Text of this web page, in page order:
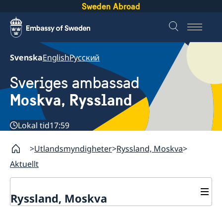
Sweden Abroad
SvenskaEnglishРусский
Sveriges ambassad
Moskva, Ryssland
Lokal tid17:59
Utlandsmyndigheter Ryssland, Moskva
Aktuellt
Ryssland, Moskva